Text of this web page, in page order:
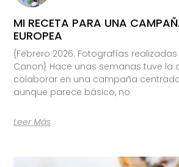
MI RECETA PARA UNA
EUROPEA
{Febrero 2026. Fotografías
Canon} Hace unas semanas tuve la
colaborar en una campaña
aunque parece básico, no
Leer Más